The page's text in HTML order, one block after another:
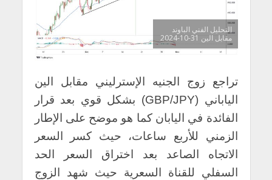
التحليل الفني الباوند
مقابل الين 31-10-2024
تراجع زوج الجنيه الإسترليني مقابل الين
الياباني (GBP/JPY) بشكل قوي بعد قرار
الفائدة في اليابان كما هو موضح على الإطار
الزمني للأربع ساعات، حيث كسر السعر
الاتجاه الصاعد بعد اختراق السعر الحد
السفلي للقناة السعرية حيث شهد الزوج